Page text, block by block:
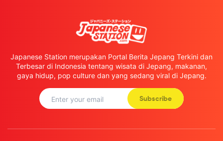
Japanese Station merupakan Portal Berita Jepang Terkini dan
Terbesar di Indonesia tentang wisata di Jepang, makanan,
gaya hidup, pop culture dan yang sedang viral di Jepang.
Subscribe